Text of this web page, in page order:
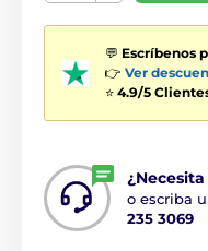
💬 Escríbenos
👉 Ver
⭐ 4.9/5
o escriba
235 3069